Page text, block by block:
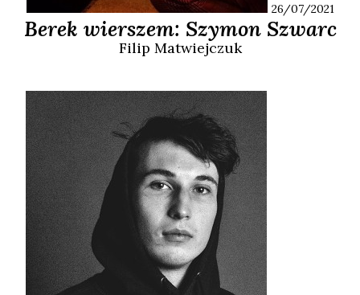
26/07/2021
Berek wierszem: Szymon Szwarc
Filip Matwiejczuk